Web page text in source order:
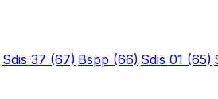
Sdis 37 (67) Bspp (66) Sdis 01 (65)